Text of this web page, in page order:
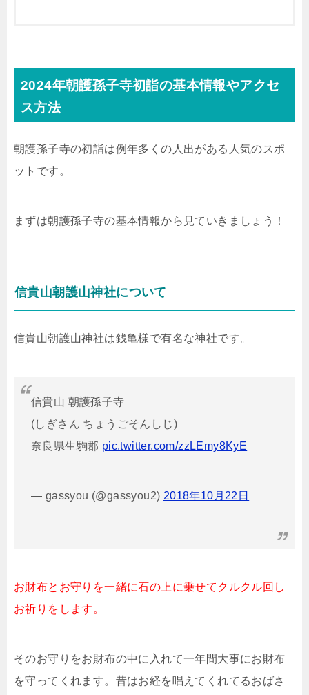
2024年朝護孫子寺初詣の基本情報やアクセ
ス方法
朝護孫子寺の初詣は例年多くの人出がある人気のスポ
ットです。
まずは朝護孫子寺の基本情報から見ていきましょう！
信貴山朝護山神社について
信貴山朝護山神社は銭亀様で有名な神社です。
信貴山 朝護孫子寺
(しぎさん ちょうごそんしじ)
奈良県生駒郡 pic.twitter.com/zzLEmy8KyE
— gassyou (@gassyou2) 2018年10月22日
お財布とお守りを一緒に石の上に乗せてクルクル回し
お祈りをします。
そのお守りをお財布の中に入れて一年間大事にお財布
を守ってくれます。昔はお経を唱えてくれてるおばさ